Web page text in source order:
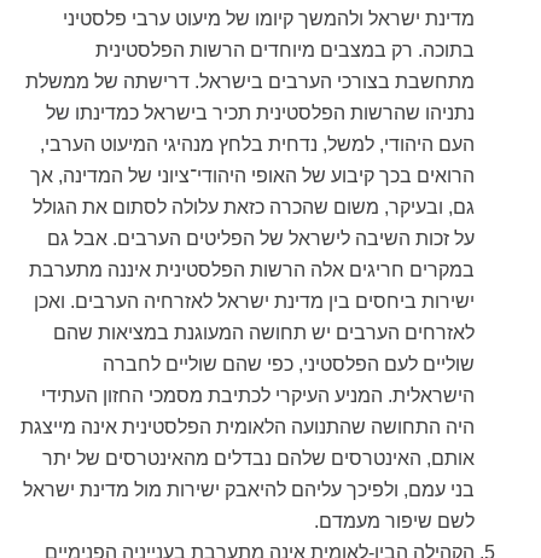
מדינת ישראל ולהמשך קיומו של מיעוט ערבי פלסטיני
בתוכה. רק במצבים מיוחדים הרשות הפלסטינית
מתחשבת בצורכי הערבים בישראל. דרישתה של ממשלת
נתניהו שהרשות הפלסטינית תכיר בישראל כמדינתו של
העם היהודי, למשל, נדחית בלחץ מנהיגי המיעוט הערבי,
הרואים בכך קיבוע של האופי היהודי־ציוני של המדינה, אך
גם, ובעיקר, משום שהכרה כזאת עלולה לסתום את הגולל
על זכות השיבה לישראל של הפליטים הערבים. אבל גם
במקרים חריגים אלה הרשות הפלסטינית איננה מתערבת
ישירות ביחסים בין מדינת ישראל לאזרחיה הערבים. ואכן
לאזרחים הערבים יש תחושה המעוגנת במציאות שהם
שוליים לעם הפלסטיני, כפי שהם שוליים לחברה
הישראלית. המניע העיקרי לכתיבת מסמכי החזון העתידי
היה התחושה שהתנועה הלאומית הפלסטינית אינה מייצגת
אותם, האינטרסים שלהם נבדלים מהאינטרסים של יתר
בני עמם, ולפיכך עליהם להיאבק ישירות מול מדינת ישראל
לשם שיפור מעמדם.
הקהילה הבין-לאומית אינה מתערבת בענייניה הפנימיים